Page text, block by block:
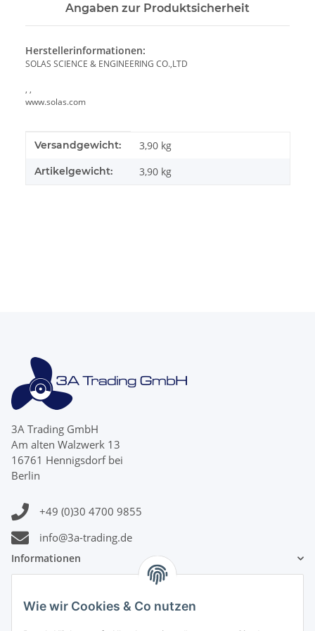
Wie wir Cookies & Co nutzen
Angaben zur Produktsicherheit
Herstellerinformationen:
SOLAS SCIENCE & ENGINEERING CO.,LTD
, ,
www.solas.com
Produkteigenschaft
Wert
Versandgewicht: 3,90 kg
Artikelgewicht: 3,90 kg
3A Trading GmbH
Am alten Walzwerk 13
16761 Hennigsdorf bei
Berlin
+49 (0)30 4700 9855
info@3a-trading.de
Informationen